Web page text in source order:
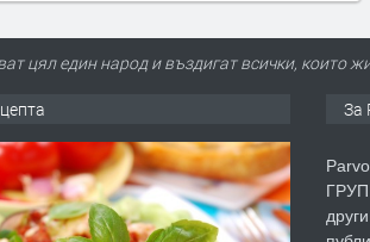
цял един народ и въздигат всички, които
За
ГРУП